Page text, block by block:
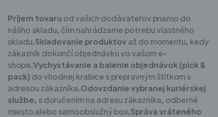
Príjem tovaru od vašich dodávateľov priamo do
nášho skladu, čím nahrádzame potrebu vlastného
skladu.Skladovanie produktovaž do momentu, kedy
zákazník dokončí objednávku vo vašom e-
shope.Vychystávanie a balenie objednávok (pick &
pack) do vhodnej krabice s prepravným štítkom s
adresou zákazníka.Odovzdanie vybranej kuriérskej
službe, s doručením na adresu zákazníka, odberné
miesto alebo samoobslužný box.Správa vráteného